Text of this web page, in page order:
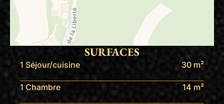
SURFACES
1 Séjour/cuisine 30 m²
1 Chambre 14 m²